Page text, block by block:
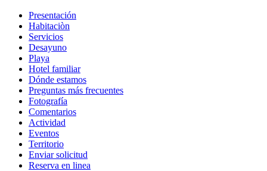
Presentación
Habitaciòn
Servicios
Desayuno
Playa
Hotel familiar
Dónde estamos
Preguntas más frecuentes
Fotografía
Comentarios
Actividad
Eventos
Territorio
Enviar solicitud
Reserva en linea